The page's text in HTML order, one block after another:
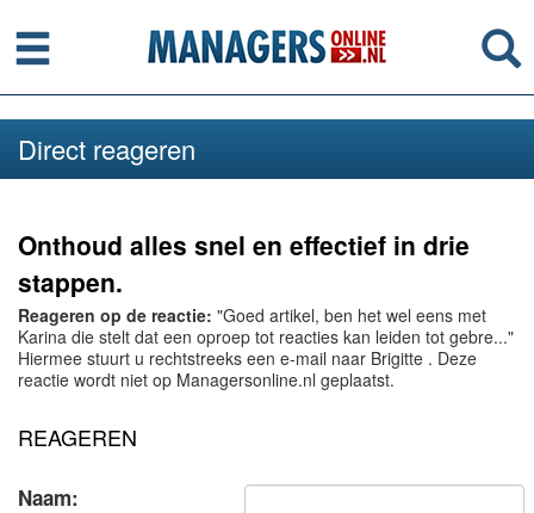
Menu
Direct reageren
Onthoud alles snel en effectief in drie
stappen.
Reageren op de reactie: "Goed artikel, ben het wel eens met
Karina die stelt dat een oproep tot reacties kan leiden tot gebre..."
Hiermee stuurt u rechtstreeks een e-mail naar Brigitte . Deze
reactie wordt niet op Managersonline.nl geplaatst.
REAGEREN
Naam: